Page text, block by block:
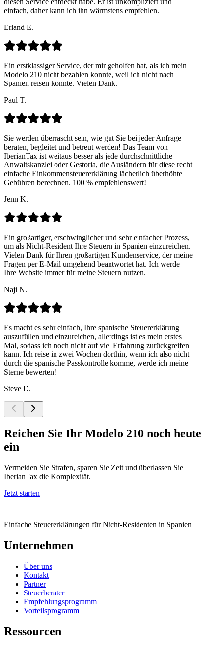
diesen Service entdeckt habe. Er ist unkompliziert und
einfach, daher kann ich ihn wärmstens empfehlen.
Erland E.
Ein erstklassiger Service, der mir geholfen hat, als ich mein
Modelo 210 nicht bezahlen konnte, weil ich nicht nach
Spanien reisen konnte. Vielen Dank.
Paul T.
Sie werden überrascht sein, wie gut Sie bei jeder Anfrage
beraten, begleitet und betreut werden! Das Team von
IberianTax ist weitaus besser als jede durchschnittliche
Anwaltskanzlei oder Gestoria, die Ausländern für diese recht
einfache Einkommensteuererklärung lächerlich überhöhte
Gebühren berechnen. 100 % empfehlenswert!
Jenn K.
Ein großartiger, erschwinglicher und sehr einfacher Prozess,
um als Nicht-Resident Ihre Steuern in Spanien einzureichen.
Vielen Dank für Ihren großartigen Kundenservice, der meine
Fragen per E-Mail umgehend beantwortet hat. Ich werde
Ihre Website immer für meine Steuern nutzen.
Naji N.
Es macht es sehr einfach, Ihre spanische Steuererklärung
auszufüllen und einzureichen, allerdings ist es mein erstes
Mal, sodass ich noch nicht auf viel Erfahrung zurückgreifen
kann. Ich reise in zwei Wochen dorthin, wenn ich also nicht
durch die spanische Passkontrolle komme, werde ich meine
Sterne bewerten!
Steve D.
Reichen Sie Ihr Modelo 210 noch heute
ein
Vermeiden Sie Strafen, sparen Sie Zeit und überlassen Sie
IberianTax die Komplexität.
Jetzt starten
Einfache Steuererklärungen für Nicht-Residenten in Spanien
Unternehmen
Über uns
Kontakt
Partner
Steuerberater
Empfehlungsprogramm
Vorteilsprogramm
Ressourcen